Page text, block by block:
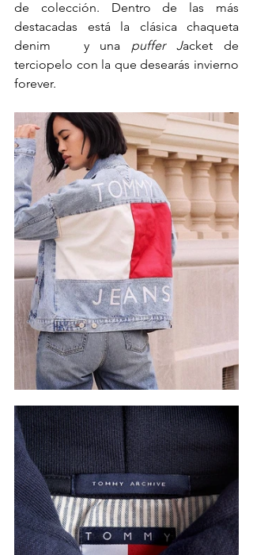
de colección. Dentro de las más
destacadas está la clásica chaqueta
denim   y una puffer Jacket de
terciopelo con la que desearás invierno
forever.